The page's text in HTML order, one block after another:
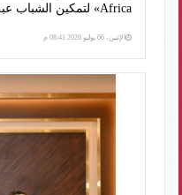
Africa» لتمكين الشباب عبر الرياضة
الإثنين، 06 يوليو 2026 08:41 م